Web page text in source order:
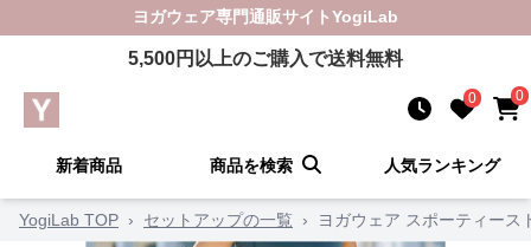
ヨガウェア専門通販サイトYogiLab
5,500円以上のご購入で送料無料
0 0
新着商品 商品を検索 人気ランキング
YogiLab TOP › セットアップの一覧 › ヨガウェア スポーティース